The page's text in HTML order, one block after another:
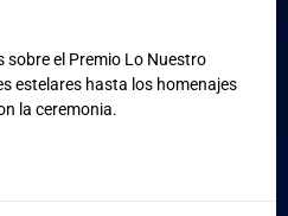
sobre el Premio Lo Nuestro
estelares hasta los homenajes
la ceremonia.